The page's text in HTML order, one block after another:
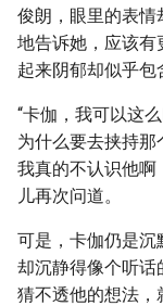
俊朗，眼里的表情
地告诉她，应该有
起来阴郁却似乎包
“卡伽，我可以这
为什么要去挟持那
我真的不认识他啊
儿再次问道。
可是，卡伽仍是沉
却沉静得像个听话
猜不透他的想法，